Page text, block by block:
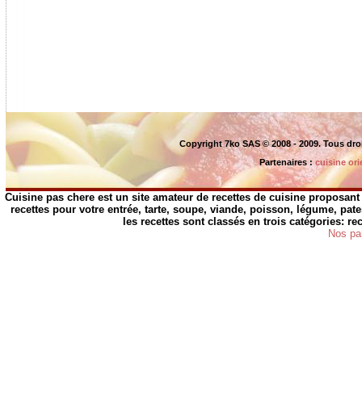
Copyright 7ko SAS © 2008 - 2009. Tous
Partenaires : cuisine
Cuisine pas chere est un site amateur de recettes de cuisine
recettes pour votre entrée, tarte, soupe, viande, poisson, légume,
les recettes sont classés en trois catégories:
Nos